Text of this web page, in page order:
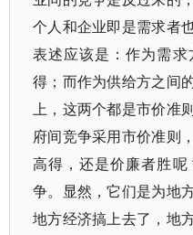
个人和企业即是需求者
表述应该是：作为需
得；而作为供给方之间
上，这两个都是市价准
府间竞争采用市价准则
高得，还是价廉者胜
争。显然，它们是为地
地方经济搞上去了，地